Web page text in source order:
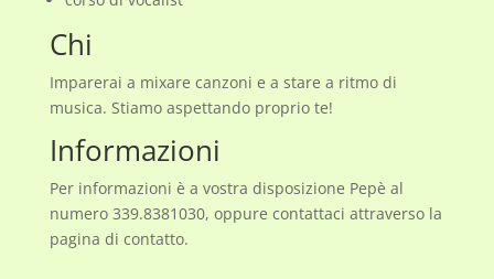
Chi
Imparerai a mixare canzoni e a stare a ritmo di
musica. Stiamo aspettando proprio te!
Informazioni
Per informazioni è a vostra disposizione Pepè al
numero 339.8381030, oppure contattaci attraverso la
pagina di contatto.